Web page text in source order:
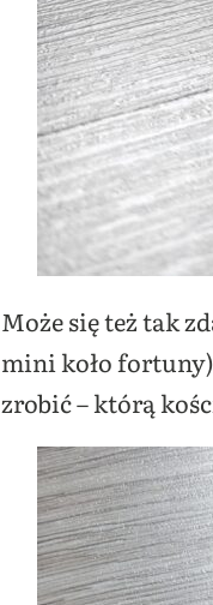
Może się też tak
mini koło
zrobić – którą